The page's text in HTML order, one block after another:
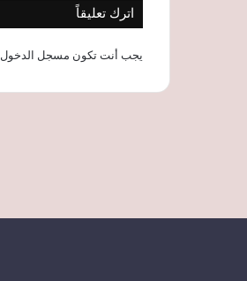
اترك تعليقاً
يجب أنت تكون مسجل الدخول